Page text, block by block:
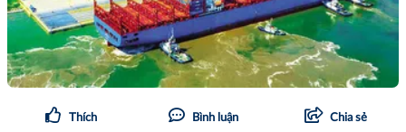
Thích Bình luận Chia sẻ